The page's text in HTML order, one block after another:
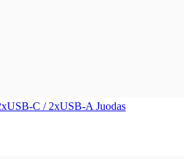
C / 2xUSB-A Juodas